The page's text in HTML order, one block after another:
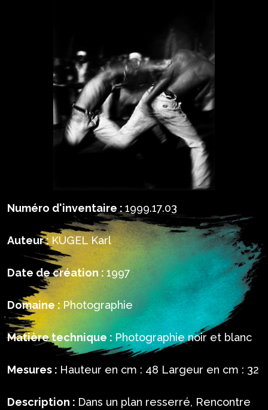
Numéro d'inventaire : 1999.17.03
Auteur : KUGEL Karl
Date de création : 1997
Domaine : Photographie
Matière technique : Photographie noir et blanc
Mesures : Hauteur en cm : 48 Largeur en cm : 32
Description : Dans un plan resserré, Rencontre